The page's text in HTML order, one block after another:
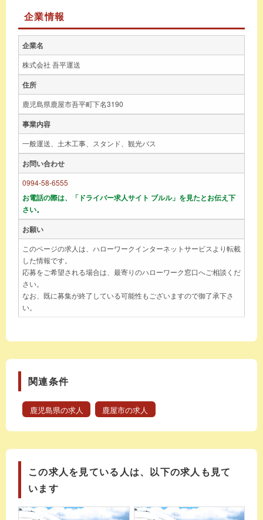
企業情報
企業名
株式会社 吾平運送
住所
鹿児島県鹿屋市吾平町下名3190
事業内容
一般運送、土木工事、スタンド、観光バス
お問い合わせ
0994-58-6555
お電話の際は、「ドライバー求人サイト ブルル」を見たとお伝え下
さい。
お願い
このページの求人は、ハローワークインターネットサービスより転載
した情報です。
応募をご希望される場合は、最寄りのハローワーク窓口へご相談くだ
さい。
なお、既に募集が終了している可能性もございますので御了承下さ
い。
関連条件
鹿児島県の求人 鹿屋市の求人
この求人を見ている人は、以下の求人も見て
います